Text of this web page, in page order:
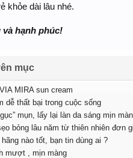
khỏe dài lâu nhé.
và hạnh phúc!
mục
MIRA sun cream
dễ thất bại trong cuộc sống
mụn, lấy lại làn da sáng mịn
bỏng lâu năm từ thiên nhiên đơn
nào tốt, bạn tin dùng ai ?
mượt , mịn màng